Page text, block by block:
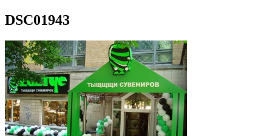
DSC01943